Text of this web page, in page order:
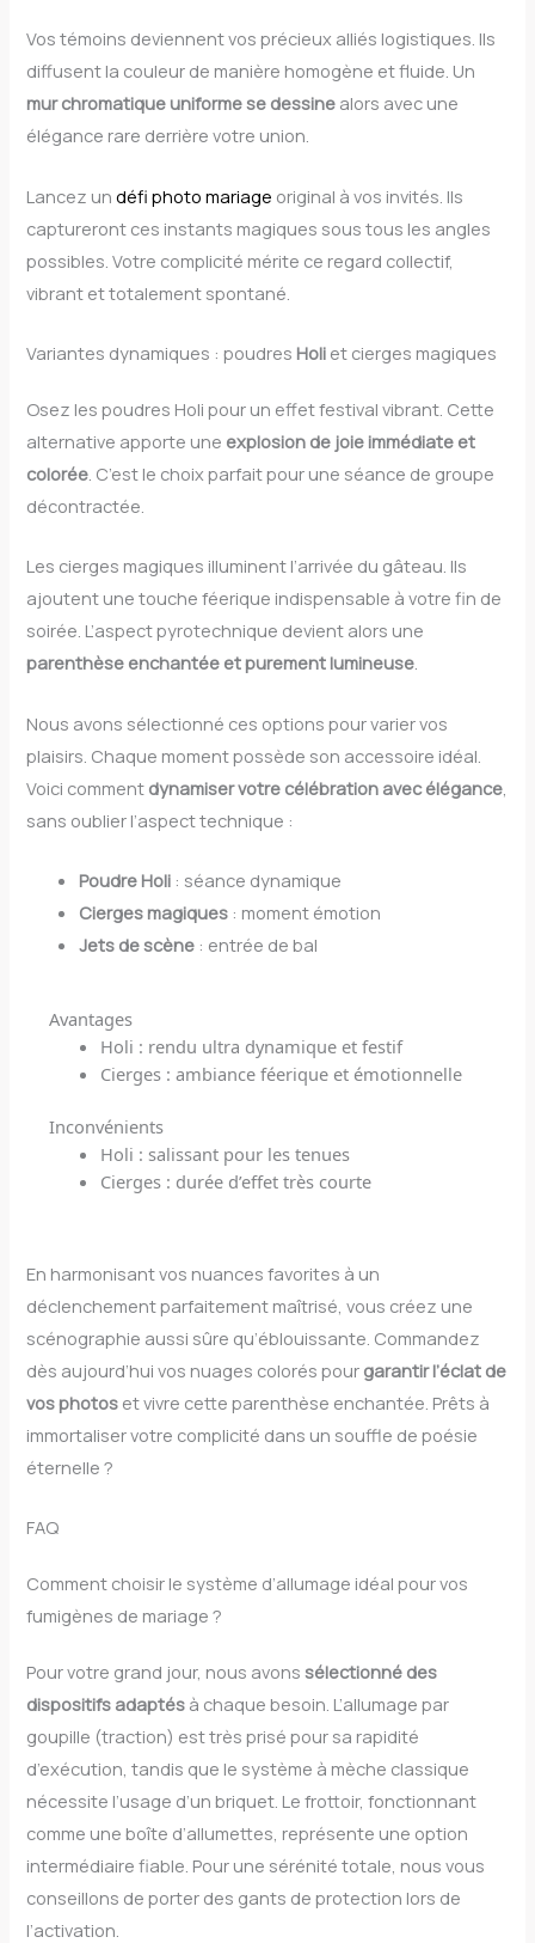
Vos témoins deviennent vos précieux alliés logistiques. Ils
diffusent la couleur de manière homogène et fluide. Un
mur chromatique uniforme se dessine alors avec une
élégance rare derrière votre union.
Lancez undéfi photo mariage original à vos invités. Ils
captureront ces instants magiques sous tous les angles
possibles. Votre complicité mérite ce regard collectif,
vibrant et totalement spontané.
Variantes dynamiques : poudres Holi et cierges magiques
Osez les poudres Holi pour un effet festival vibrant. Cette
alternative apporte une explosion de joie immédiate et
colorée. C’est le choix parfait pour une séance de groupe
décontractée.
Les cierges magiques illuminent l’arrivée du gâteau. Ils
ajoutent une touche féerique indispensable à votre fin de
soirée. L’aspect pyrotechnique devient alors une
parenthèse enchantée et purement lumineuse.
Nous avons sélectionné ces options pour varier vos
plaisirs. Chaque moment possède son accessoire idéal.
Voici comment dynamiser votre célébration avec élégance
sans oublier l’aspect technique :
Poudre Holi : séance dynamique
Cierges magiques : moment émotion
Jets de scène : entrée de bal
Avantages
Holi : rendu ultra dynamique et festif
Cierges : ambiance féerique et émotionnelle
Inconvénients
Holi : salissant pour les tenues
Cierges : durée d’effet très courte
En harmonisant vos nuances favorites à un
déclenchement parfaitement maîtrisé, vous créez une
scénographie aussi sûre qu’éblouissante. Commandez
dès aujourd’hui vos nuages colorés pour garantir l’éclat de
vos photos et vivre cette parenthèse enchantée. Prêts à
immortaliser votre complicité dans un souffle de poésie
éternelle ?
FAQ
Comment choisir le système d’allumage idéal pour vos
fumigènes de mariage ?
Pour votre grand jour, nous avonssélectionné des
dispositifs adaptés à chaque besoin. L’allumage par
goupille (traction) est très prisé pour sa rapidité
d’exécution, tandis que le système à mèche classique
nécessite l’usage d’un briquet. Le frottoir, fonctionnant
comme une boîte d’allumettes, représente une option
intermédiaire fiable. Pour une sérénité totale, nous vous
conseillons de porter des gants de protection lors de
l’activation.